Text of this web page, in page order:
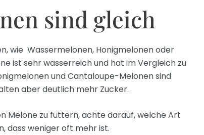
sind gleich
wie Wassermelonen, Honigmelonen oder
ist sehr wasserreich und hat im Vergleich zu
und Cantaloupe-Melonen sind
aber deutlich mehr Zucker.
Melone zu füttern, achte darauf, welche Art
dass weniger oft mehr ist.